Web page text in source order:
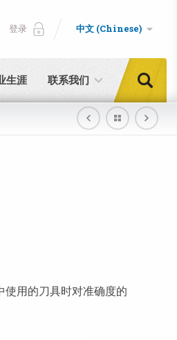
生涯 联系我们
登录 中文 (Chinese)
用的刀具时对准确度的